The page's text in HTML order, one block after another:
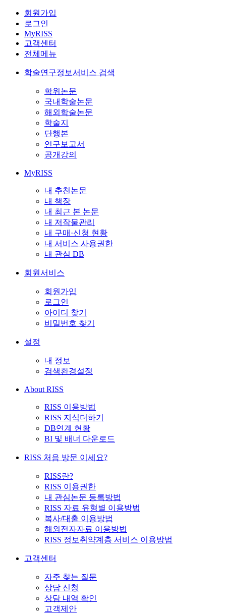
회원가입
로그인
MyRISS
고객센터
전체메뉴
학술연구정보서비스 검색
학위논문
국내학술논문
해외학술논문
학술지
단행본
연구보고서
공개강의
MyRISS
내 추천논문
내 책장
내 최근 본 논문
내 저작물관리
내 구매·신청 현황
내 서비스 사용권한
내 관심 DB
회원서비스
회원가입
로그인
아이디 찾기
비밀번호 찾기
설정
내 정보
검색환경설정
About RISS
RISS 이용방법
RISS 지식더하기
DB연계 현황
BI 및 배너 다운로드
RISS 처음 방문 이세요?
RISS란?
RISS 이용권한
내 관심논문 등록방법
RISS 자료 유형별 이용방법
복사/대출 이용방법
해외전자자료 이용방법
RISS 정보취약계층 서비스 이용방법
고객센터
자주 찾는 질문
상담 신청
상담 내역 확인
고객제안